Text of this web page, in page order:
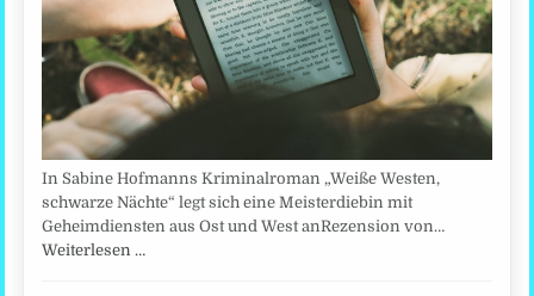
In Sabine Hofmanns Kriminalroman „Weiße Westen,
schwarze Nächte“ legt sich eine Meisterdiebin mit
Geheimdiensten aus Ost und West anRezension von…
Weiterlesen …